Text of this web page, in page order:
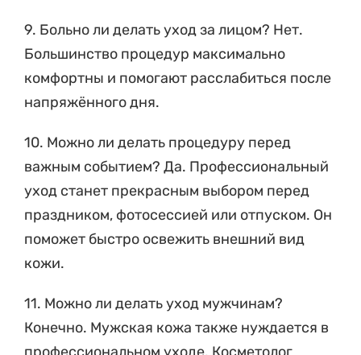
9. Больно ли делать уход за лицом? Нет.
Большинство процедур максимально
комфортны и помогают расслабиться после
напряжённого дня.
10. Можно ли делать процедуру перед
важным событием? Да. Профессиональный
уход станет прекрасным выбором перед
праздником, фотосессией или отпуском. Он
поможет быстро освежить внешний вид
кожи.
11. Можно ли делать уход мужчинам?
Конечно. Мужская кожа также нуждается в